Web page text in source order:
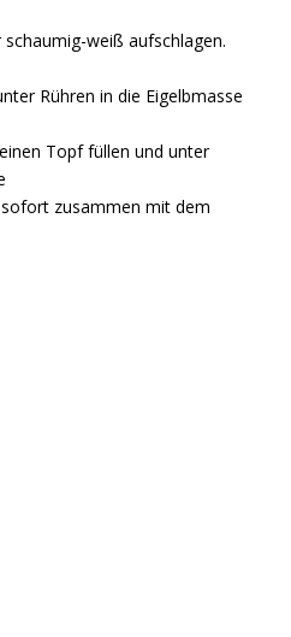
weiß aufschlagen.
Rühren in die Eigelbmasse
Topf füllen und unter
zusammen mit dem